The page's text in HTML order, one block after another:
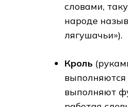
словами,
народе
лягушачьи»).
Кроль
выполняются
выполняют